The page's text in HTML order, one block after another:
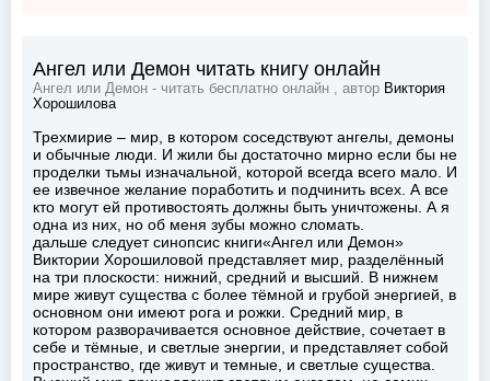
Ангел или Демон читать книгу онлайн
Ангел или Демон - читать бесплатно онлайн , автор Виктория
Хорошилова
Трехмирие – мир, в котором соседствуют ангелы, демоны
и обычные люди. И жили бы достаточно мирно если бы не
проделки тьмы изначальной, которой всегда всего мало. И
ее извечное желание поработить и подчинить всех. А все
кто могут ей противостоять должны быть уничтожены. А я
одна из них, но об меня зубы можно сломать.
дальше следует синопсис книги«Ангел или Демон»
Виктории Хорошиловой представляет мир, разделённый
на три плоскости: нижний, средний и высший. В нижнем
мире живут существа с более тёмной и грубой энергией, в
основном они имеют рога и рожки. Средний мир, в
котором разворачивается основное действие, сочетает в
себе и тёмные, и светлые энергии, и представляет собой
пространство, где живут и темные, и светлые существа.